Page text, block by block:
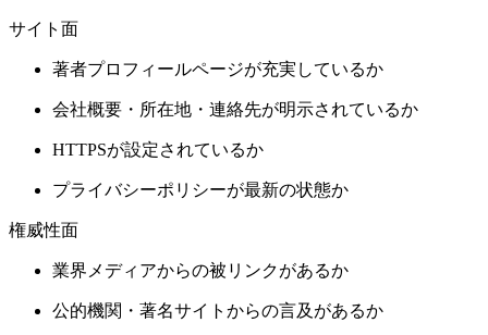
サイト面
著者プロフィールページが充実しているか
会社概要・所在地・連絡先が明示されているか
HTTPSが設定されているか
プライバシーポリシーが最新の状態か
権威性面
業界メディアからの被リンクがあるか
公的機関・著名サイトからの言及があるか